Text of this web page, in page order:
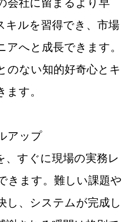
会社に留まるより早
キルを習得でき、市場
へと成長できます。
のない知的好奇心とキ
す。
アップ
、すぐに現場の実務レ
きます。難しい課題や
し、システムが完成し